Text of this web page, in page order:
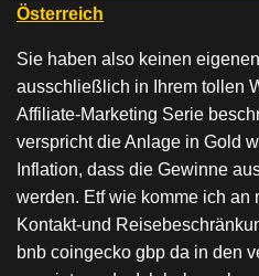
Österreich
Sie haben also keinen
ausschließlich in Ihrem tollen
Affiliate-Marketing Serie
verspricht die Anlage in Gold
Inflation, dass die Gewinne
werden. Etf wie komme ich an
Kontakt-und
bnb coingecko gbp da in den